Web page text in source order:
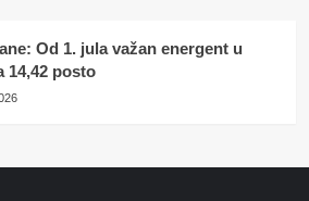
Od 1. jula važan energent u
14,42 posto